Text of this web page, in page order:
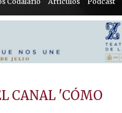
CANAL 'CÓMO